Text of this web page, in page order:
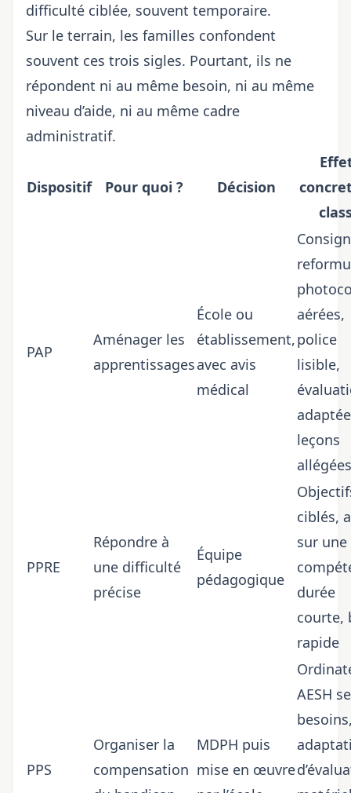
difficulté ciblée, souvent temporaire.
Sur le terrain, les familles confondent
souvent ces trois sigles. Pourtant, ils ne
répondent ni au même besoin, ni au même
niveau d’aide, ni au même cadre
administratif.
Dispositif Pour quoi ? Décision
PAP
Aménager les
apprentissages
École ou
établissement,
avec avis
médical
aérées,
police
lisible,
leçons
allégées
PPRE
Répondre à
une difficulté
précise
Équipe
pédagogique
ciblés,
sur une
durée
courte,
rapide
PPS
Organiser la
compensation
MDPH puis
mise en œuvre
AESH